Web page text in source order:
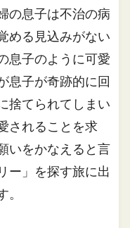
の息子は不治の病
める見込みがない
息子のように可愛
息子が奇跡的に回
捨てられてしまい
されることを求
いをかなえると言
ー」を探す旅に出
。